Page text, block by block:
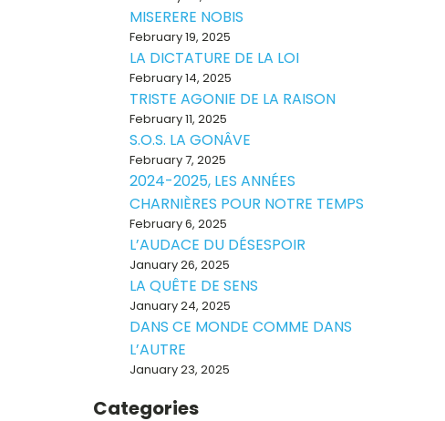
MISERERE NOBIS
February 19, 2025
LA DICTATURE DE LA LOI
February 14, 2025
TRISTE AGONIE DE LA RAISON
February 11, 2025
S.O.S. LA GONÂVE
February 7, 2025
2024-2025, LES ANNÉES
CHARNIÈRES POUR NOTRE TEMPS
February 6, 2025
L’AUDACE DU DÉSESPOIR
January 26, 2025
LA QUÊTE DE SENS
January 24, 2025
DANS CE MONDE COMME DANS
L’AUTRE
January 23, 2025
Categories